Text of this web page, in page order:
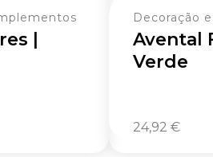
|
Decoração
Avental
Verde
24,92 €